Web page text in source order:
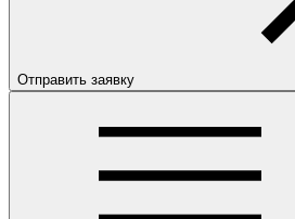
Отправить заявку